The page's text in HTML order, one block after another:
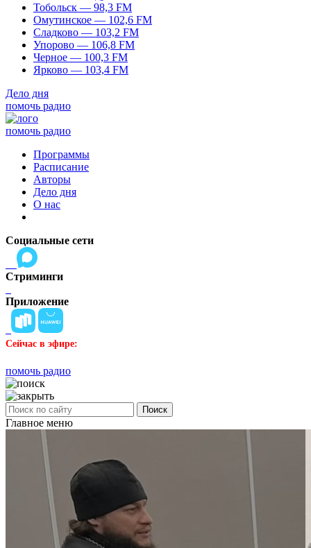
Тобольск — 98,3 FM
Омутинское — 102,6 FM
Сладково — 103,2 FM
Упорово — 106,8 FM
Черное — 100,3 FM
Ярково — 103,4 FM
Дело дня
помочь радио
помочь радио
Программы
Расписание
Авторы
Дело дня
О нас
Социальные сети
Стриминги
Приложение
Сейчас в эфире:
помочь радио
Поиск
Главное меню